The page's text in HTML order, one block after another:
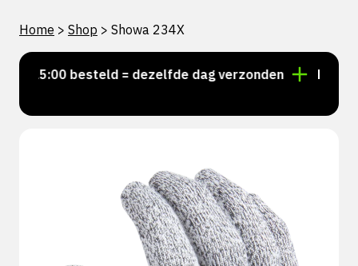
Home > Shop > Showa 234X
15:00 besteld = dezelfde dag verzonden